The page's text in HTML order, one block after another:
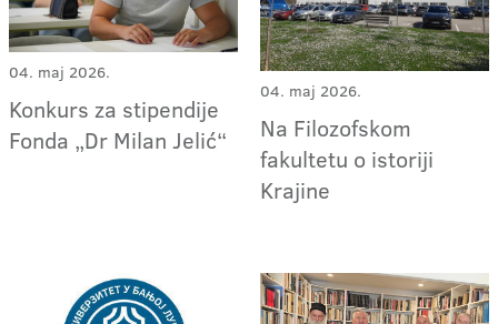
04. maj 2026.
Konkurs za stipendije
Fonda „Dr Milan Jelić“
04. maj 2026.
Na Filozofskom
fakultetu o istoriji
Krajine